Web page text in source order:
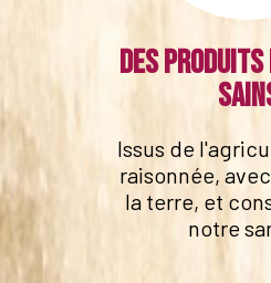
Des
Issus de
raisonnée,
la terre, et
notre